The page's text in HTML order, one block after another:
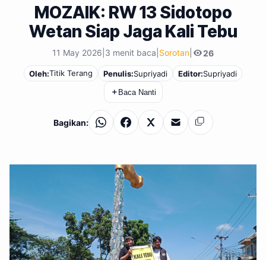
MOZAIK: RW 13 Sidotopo
Wetan Siap Jaga Kali Tebu
11 May 2026 3 menit baca Sorotan 26
Oleh:Titik Terang Penulis:Supriyadi Editor:Supriyadi
＋ Baca Nanti
Bagikan: WhatsAppFacebook
X EmailSalin